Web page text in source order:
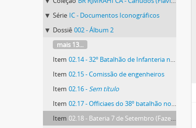
Série IC - Documentos Iconográficos
Dossiê 002 - Álbum 2
mais 13...
Item 02.14 - 32º Batalhão de Infanteria na trincheira
Item 02.15 - Comissão de engenheiros
Item 02.16 -Sem título
Item 02.17 - Officiaes do 38º batalhão no acampamento
Item 02.18 - Bateria 7 de Setembro (Fazenda Velha)